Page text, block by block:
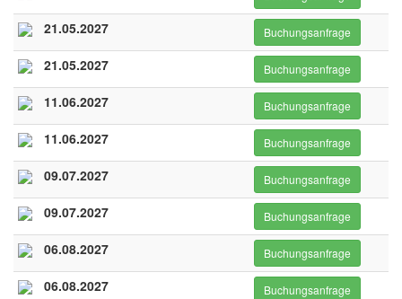
21.05.2027 Buchungsanfrage
21.05.2027 Buchungsanfrage
11.06.2027 Buchungsanfrage
11.06.2027 Buchungsanfrage
09.07.2027 Buchungsanfrage
09.07.2027 Buchungsanfrage
06.08.2027 Buchungsanfrage
06.08.2027 Buchungsanfrage